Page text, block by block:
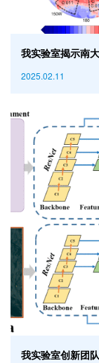
我实验室揭示南
2025.02.11
我实验室创新团